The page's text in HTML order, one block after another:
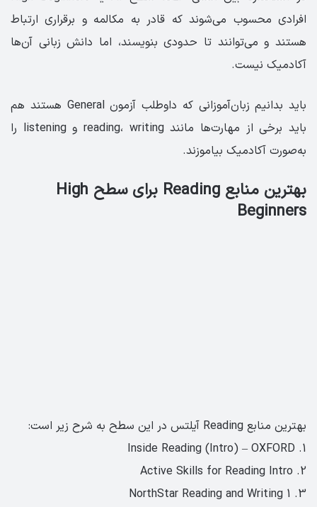
افرادی محسوب می‌شوند که قادر به مکالمه و برقراری ارتباط
هستند و می‌توانند تا حدودی بنویسند، اما دانش زبانی آن‌ها
آکادمیک نیست.
باید بدانیم زبان‌آموزانی که داوطلب آزمون General هستند هم
باید برخی از مهارت‌ها مانند reading، writing و listening را
به‌صورت آکادمیک بیاموزند.
بهترین منابع Reading برای سطح High
Beginners
بهترین منابع Reading آیلتس در این سطح به شرح زیر است:
1. Inside Reading (Intro) – OXFORD
2. Active Skills for Reading Intro
3. NorthStar Reading and Writing 1